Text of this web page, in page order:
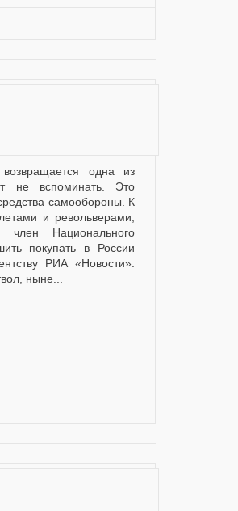
не вспоминать. Это
самообороны. К
и револьверами,
Национального
покупать в России
РИА «Новости».
ныне...